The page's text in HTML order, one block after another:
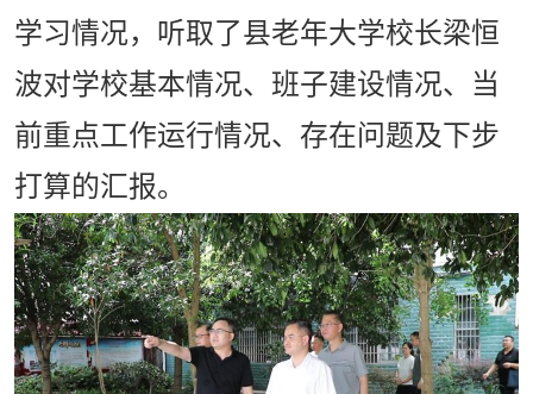
学习情况，听取了县老年大学校长梁恒
波对学校基本情况、班子建设情况、当
前重点工作运行情况、存在问题及下步
打算的汇报。